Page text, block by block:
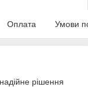
Оплата Умови
рішення